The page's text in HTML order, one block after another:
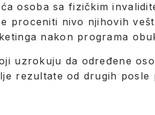
osoba sa fizičkim
proceniti nivo njihovih
nakon programa
uzrokuju da određene
rezultate od drugih posle